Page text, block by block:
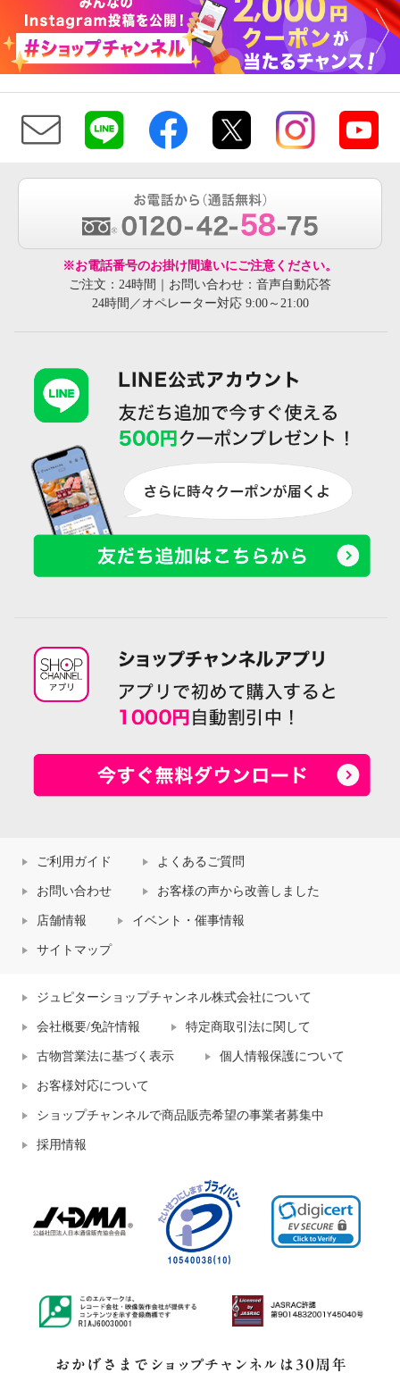
※お電話番号のお掛け間違いにご注意ください。
ご注文：24時間｜お問い合わせ：音声自動応答
24時間／オペレーター対応 9:00～21:00
ご利用ガイド よくあるご質問
お問い合わせ お客様の声から改善しました
店舗情報 イベント・催事情報
サイトマップ
ジュピターショップチャンネル株式会社について
会社概要/免許情報 特定商取引法に関して
古物営業法に基づく表示 個人情報保護について
お客様対応について
ショップチャンネルで商品販売希望の事業者募集中
採用情報